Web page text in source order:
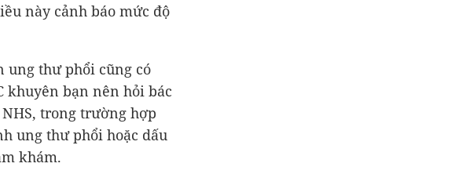
này cảnh báo mức độ
ung thư phổi cũng có
khuyên bạn nên hỏi bác
trong trường hợp
ung thư phổi hoặc dấu
khám.